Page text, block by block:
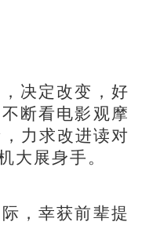
决定改变，好
断看电影观摩
力求改进读对
大展身手。
，幸获前辈提